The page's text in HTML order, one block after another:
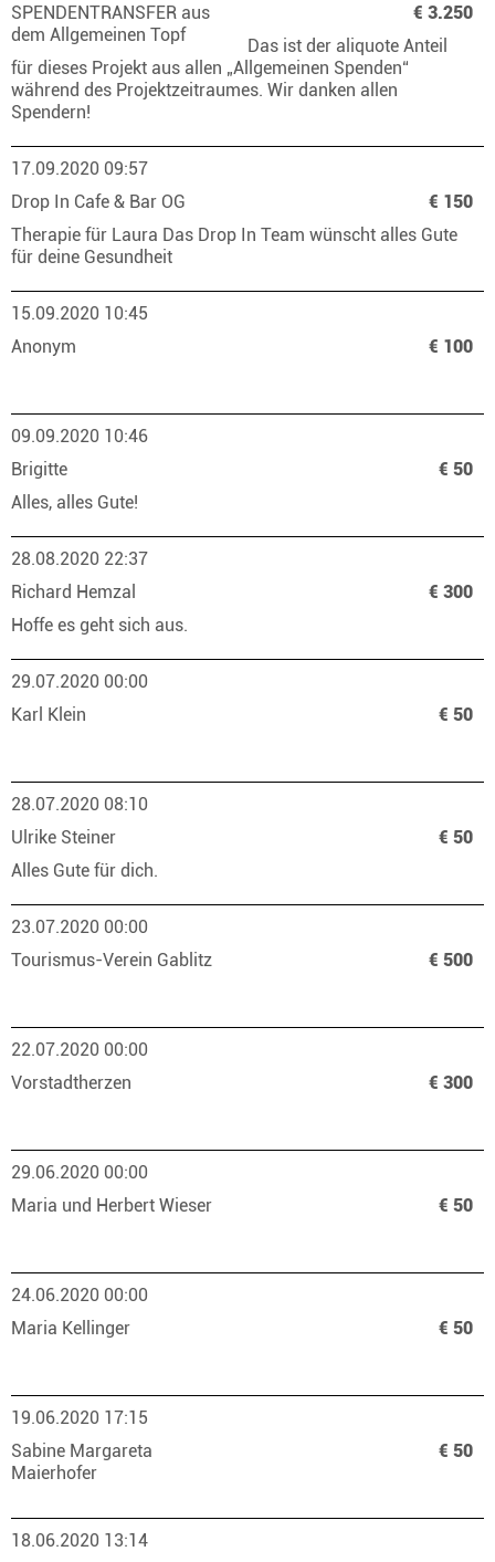
SPENDENTRANSFER aus
dem Allgemeinen Topf
€ 3.250
Das ist der aliquote Anteil
für dieses Projekt aus allen „Allgemeinen Spenden“
während des Projektzeitraumes. Wir danken allen
Spendern!
17.09.2020 09:57
Drop In Cafe & Bar OG
€ 150
Therapie für Laura Das Drop In Team wünscht alles Gute
für deine Gesundheit
15.09.2020 10:45
Anonym
€ 100
09.09.2020 10:46
Brigitte
€ 50
Alles, alles Gute!
28.08.2020 22:37
Richard Hemzal
€ 300
Hoffe es geht sich aus.
29.07.2020 00:00
Karl Klein
€ 50
28.07.2020 08:10
Ulrike Steiner
€ 50
Alles Gute für dich.
23.07.2020 00:00
Tourismus-Verein Gablitz
€ 500
22.07.2020 00:00
Vorstadtherzen
€ 300
29.06.2020 00:00
Maria und Herbert Wieser
€ 50
24.06.2020 00:00
Maria Kellinger
€ 50
19.06.2020 17:15
Sabine Margareta
Maierhofer
€ 50
18.06.2020 13:14